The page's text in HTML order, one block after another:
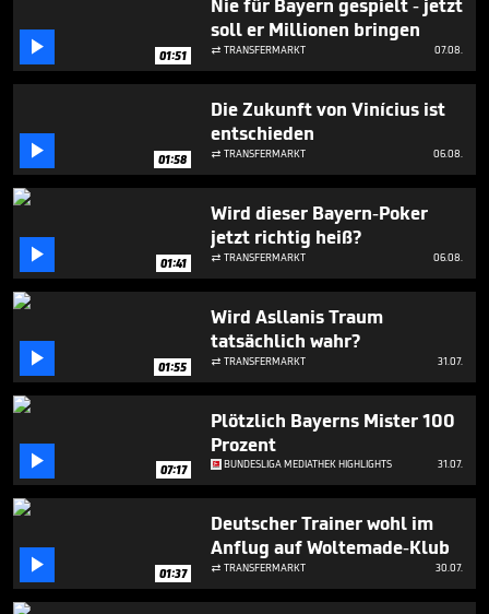
minutes,
seconds
 01:51
Nie für Bayern gespielt - jetzt
soll er Millionen bringen
 TRANSFERMARKT 07.08.
 01:58
Die Zukunft von Vinícius ist
entschieden
 TRANSFERMARKT 06.08.
 01:41
Wird dieser Bayern-Poker
jetzt richtig heiß?
 TRANSFERMARKT 06.08.
 01:55
Wird Asllanis Traum
tatsächlich wahr?
 TRANSFERMARKT 31.07.
 07:17
Plötzlich Bayerns Mister 100
Prozent
BUNDESLIGA MEDIATHEK HIGHLIGHTS 31.07.
 01:37
Deutscher Trainer wohl im
Anflug auf Woltemade-Klub
 TRANSFERMARKT 30.07.